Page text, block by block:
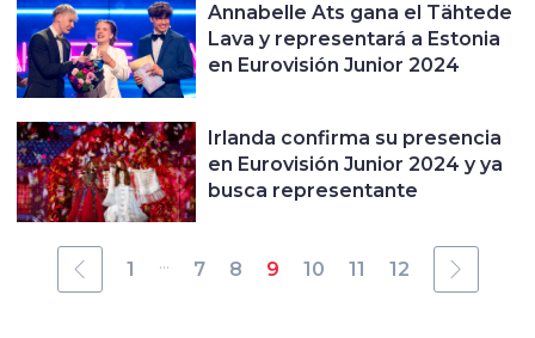
Annabelle Ats gana el Tähtede
Lava y representará a Estonia
en Eurovisión Junior 2024
Irlanda confirma su presencia
en Eurovisión Junior 2024 y ya
busca representante
1 ... 7 8 9 10 11 12